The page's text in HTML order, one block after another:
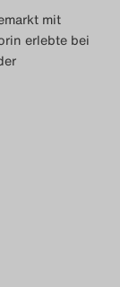
mit
erlebte bei